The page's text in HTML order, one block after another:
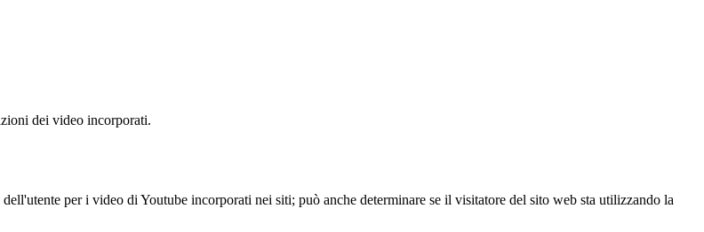
dei video incorporati.
per i video di Youtube incorporati nei siti; può anche determinare se il visitatore del sito web sta utilizzando la